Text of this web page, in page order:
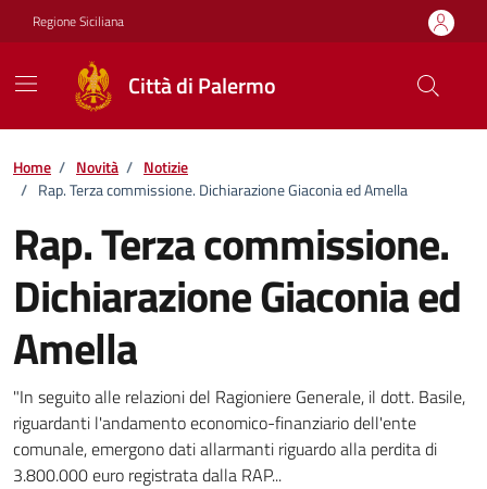
Vai ai contenuti
Vai al footer
Regione Siciliana
Città di Palermo
Home / Novità / Notizie
/ Rap. Terza commissione. Dichiarazione Giaconia ed Amella
Rap. Terza commissione.
Dichiarazione Giaconia ed
Amella
Dettagli della notizia
"In seguito alle relazioni del Ragioniere Generale, il dott. Basile,
riguardanti l'andamento economico-finanziario dell'ente
comunale, emergono dati allarmanti riguardo alla perdita di
3.800.000 euro registrata dalla RAP...